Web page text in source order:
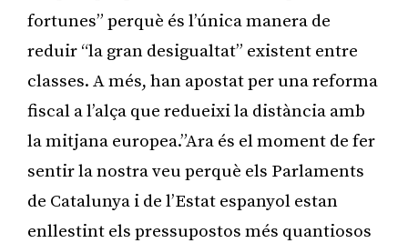
fortunes” perquè és l’única manera de
reduir “la gran desigualtat” existent entre
classes. A més, han apostat per una reforma
fiscal a l’alça que redueixi la distància amb
la mitjana europea.”Ara és el moment de fer
sentir la nostra veu perquè els Parlaments
de Catalunya i de l’Estat espanyol estan
enllestint els pressupostos més quantiosos